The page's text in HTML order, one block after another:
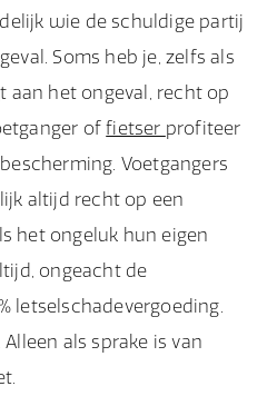
wie de schuldige partij
Soms heb je, zelfs als
aan het ongeval, recht op
offietser profiteer
Voetgangers
altijd recht op een
het ongeluk hun eigen
ongeacht de
letselschadevergoeding.
als sprake is van